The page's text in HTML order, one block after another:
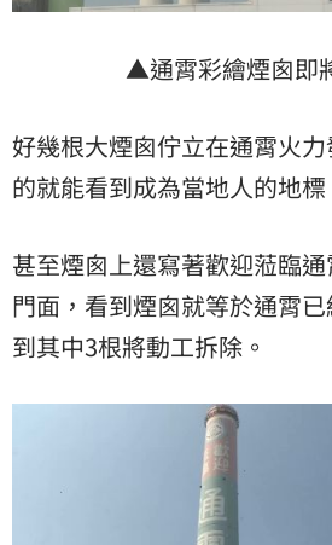
▲通霄彩繪煙囪即
好幾根大煙囪佇立在通霄火
的就能看到成為當地人的地標
甚至煙囪上還寫著歡迎蒞臨
門面，看到煙囪就等於通霄
到其中3根將動工拆除。